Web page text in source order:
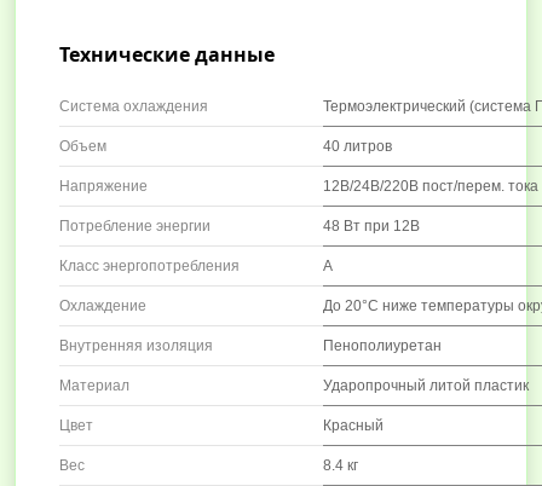
Технические данные
Система охлаждения Термоэлектрический (система
Объем 40 литров
Напряжение 12В/24В/220В пост/перем. тока
Потребление энергии 48 Вт при 12В
Класс энергопотребления А
Охлаждение До 20°С ниже температуры
Внутренняя изоляция Пенополиуретан
Материал Ударопрочный литой пластик
Цвет Красный
Вес 8.4 кг